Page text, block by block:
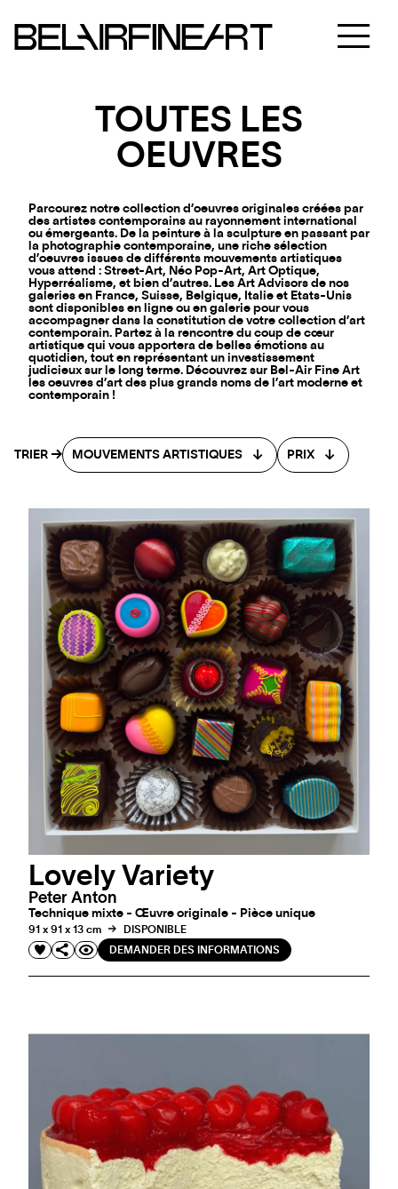
TOUTES LES
OEUVRES
Parcourez notre collection d’oeuvres originales créées par
des artistes contemporains au rayonnement international
ou émergeants. De la peinture à la sculpture en passant par
la photographie contemporaine, une riche sélection
d’oeuvres issues de différents mouvements artistiques
vous attend : Street-Art, Néo Pop-Art, Art Optique,
Hyperréalisme, et bien d’autres. Les Art Advisors de nos
galeries en France, Suisse, Belgique, Italie et Etats-Unis
sont disponibles en ligne ou en galerie pour vous
accompagner dans la constitution de votre collection d’art
contemporain. Partez à la rencontre du coup de cœur
artistique qui vous apportera de belles émotions au
quotidien, tout en représentant un investissement
judicieux sur le long terme. Découvrez sur Bel-Air Fine Art
les oeuvres d’art des plus grands noms de l’art moderne et
contemporain !
TRIER MOUVEMENTS ARTISTIQUES PRIX
Lovely Variety
Peter Anton
Technique mixte - Œuvre originale - Pièce unique
91 x 91 x 13 cm
DISPONIBLE
DEMANDER DES INFORMATIONS